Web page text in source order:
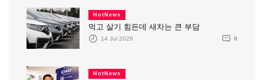
HotNews
먹고 살기 힘든데 새차는 큰 부담
14 Jul 2026 0
HotNews